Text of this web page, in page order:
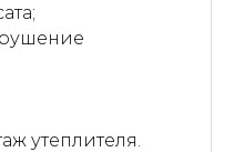
утеплителя.